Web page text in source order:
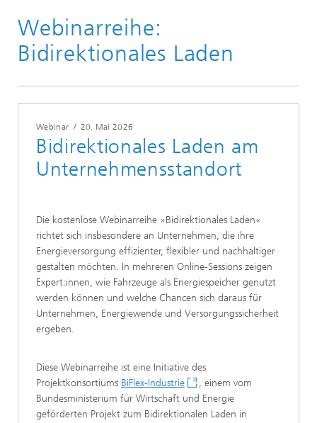
Veranstaltungen
Webinarreihe:
Bidirektionales Laden
Webinar / 20. Mai 2026
Bidirektionales Laden am
Unternehmensstandort
Die kostenlose Webinarreihe »Bidirektionales Laden«
richtet sich insbesondere an Unternehmen, die ihre
Energieversorgung effizienter, flexibler und nachhaltiger
gestalten möchten. In mehreren Online-Sessions zeigen
Expert:innen, wie Fahrzeuge als Energiespeicher genutzt
werden können und welche Chancen sich daraus für
Unternehmen, Energiewende und Versorgungssicherheit
ergeben.
Diese Webinarreihe ist eine Initiative des
Projektkonsortiums BiFlex-Industrie
, einem vom
Bundesministerium für Wirtschaft und Energie
geförderten Projekt zum Bidirektionalen Laden in